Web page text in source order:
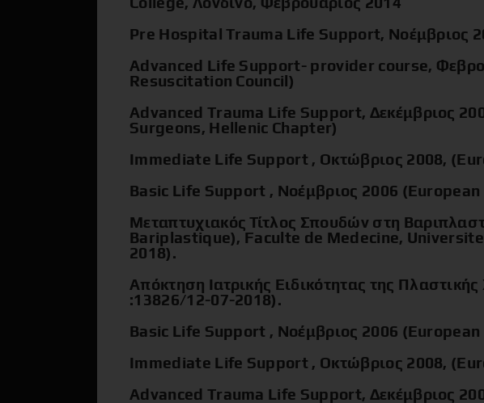
Pre Hospital Trauma Life Support, Νοέμβριος
Advanced Life Support- provider course,
Resuscitation Council)
Advanced Trauma Life Support, Δεκέμβριος
Surgeons, Hellenic Chapter)
Immediate Life Support , Οκτώβριος 2008,
Basic Life Support , Νοέμβριος 2006
Μεταπτυχιακός Τίτλος Σπουδών στη
Bariplastique), Faculte de Medecine,
2018).
Απόκτηση Ιατρικής Ειδικότητας της
:13826/12-07-2018).
Basic Life Support , Νοέμβριος 2006
Immediate Life Support , Οκτώβριος 2008,
Advanced Trauma Life Support, Δεκέμβριος